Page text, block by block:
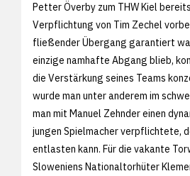
Petter Överby zum THW Kiel
Verpflichtung von Tim Zechel
fließender Übergang garantiert
einzige namhafte Abgang blieb,
die Verstärkung seines Teams
wurde man unter anderem im
man mit Manuel Zehnder einen
jungen Spielmacher verpflichtete,
entlasten kann. Für die vakante
Sloweniens Nationaltorhüter